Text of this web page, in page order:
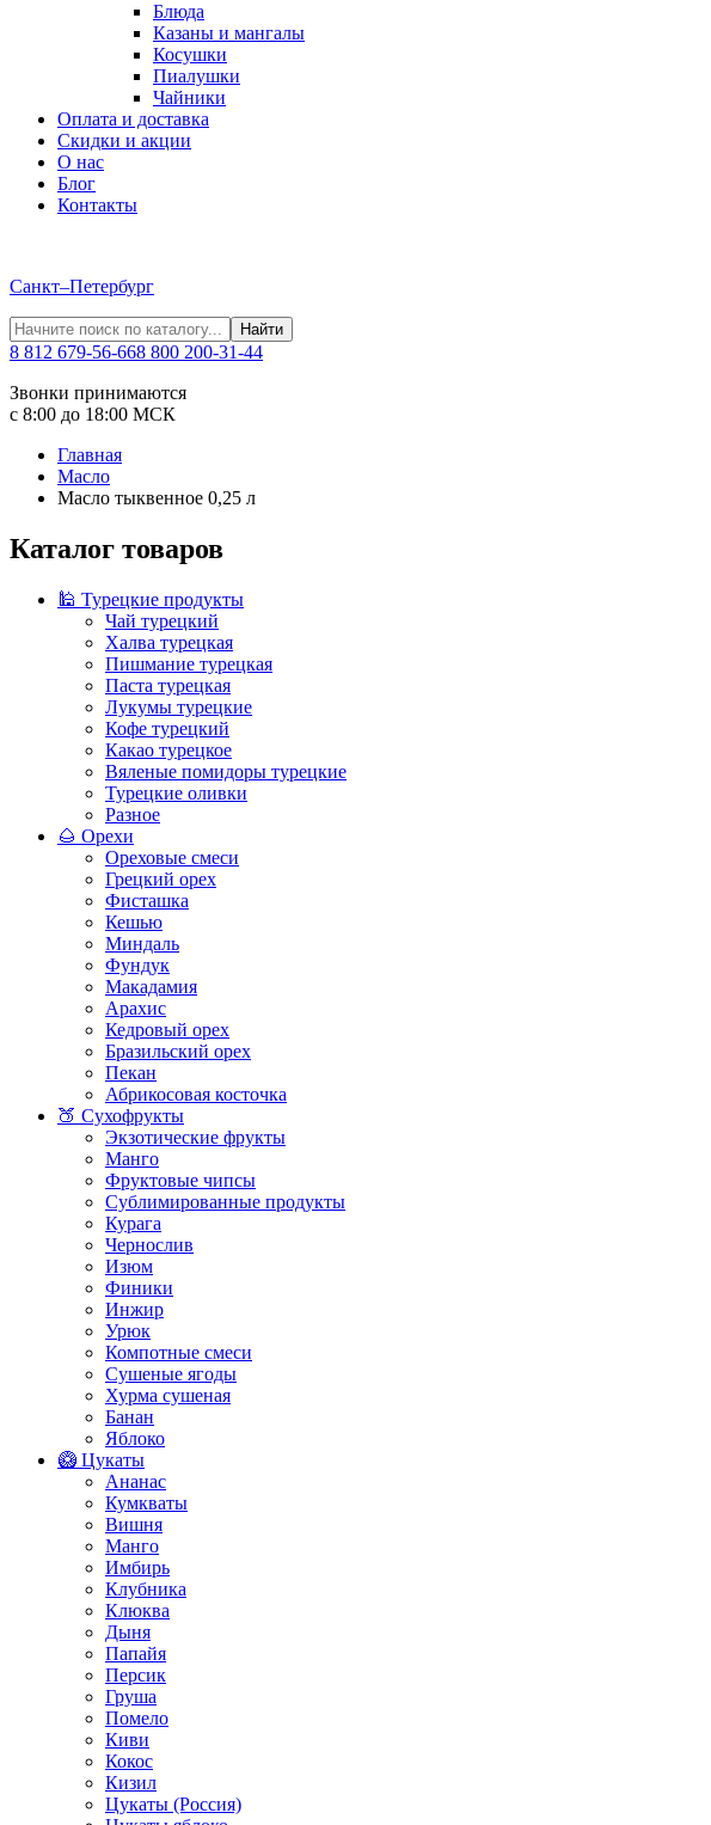
Блюда
Казаны и мангалы
Косушки
Пиалушки
Чайники
Оплата и доставка
Скидки и акции
О нас
Блог
Контакты
Санкт–Петербург
Найти
8 812 679-56-668 800 200-31-44
Звонки принимаются
с 8:00 до 18:00 МСК
Главная
Масло
Масло тыквенное 0,25 л
Каталог товаров
🕌 Турецкие продукты
Чай турецкий
Халва турецкая
Пишмание турецкая
Паста турецкая
Лукумы турецкие
Кофе турецкий
Какао турецкое
Вяленые помидоры турецкие
Турецкие оливки
Разное
🌰 Орехи
Ореховые смеси
Грецкий орех
Фисташка
Кешью
Миндаль
Фундук
Макадамия
Арахис
Кедровый орех
Бразильский орех
Пекан
Абрикосовая косточка
🍑 Сухофрукты
Экзотические фрукты
Манго
Фруктовые чипсы
Сублимированные продукты
Курага
Чернослив
Изюм
Финики
Инжир
Урюк
Компотные смеси
Сушеные ягоды
Хурма сушеная
Банан
Яблоко
🥝 Цукаты
Ананас
Кумкваты
Вишня
Манго
Имбирь
Клубника
Клюква
Дыня
Папайя
Персик
Груша
Помело
Киви
Кокос
Кизил
Цукаты (Россия)